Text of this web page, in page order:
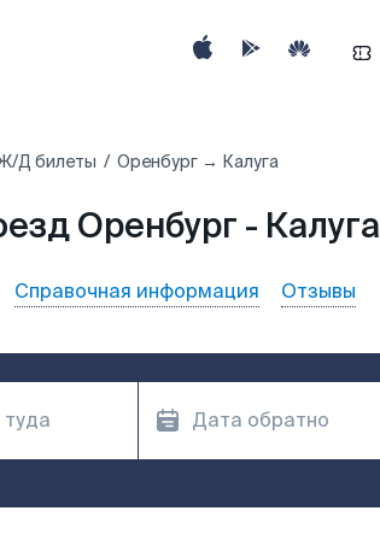
Д билеты Оренбург → Калуга
Оренбург - Калуга
Справочная информация Отзывы